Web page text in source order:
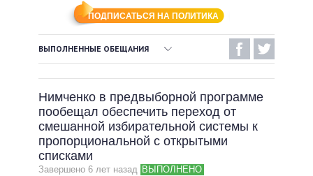
ОБЗОРЫ
ДАЙДЖЕСТЫ
ПРЕЗИДЕНТ И ОФИС
ВЕРХОВНАЯ РАДА
КАБИНЕТ МИНИСТРОВ
ВСЕ ПЕРСОНЫ
ВИДЕО
ПОДДЕРЖАТЬ
СРАВНЕНИЕ ПОЛИТИКОВ
ПОДПИСАТЬСЯ НА ПОЛИТИКА
ВЫПОЛНЕННЫЕ ОБЕЩАНИЯ
НЕВЫПОЛНЕННЫЕ ОБЕЩАНИЯ
ОБЕЩАНИЯ В ПРОЦЕССЕ
ВСЕ ОБЕЩАНИЯ
АРХИВНЫЕ ОБЕЩАНИЯ
Нимченко в предвыборной программе
пообещал обеспечить переход от
смешанной избирательной системы к
пропорциональной с открытыми
списками
Завершено 6 лет назад ВЫПОЛНЕНО